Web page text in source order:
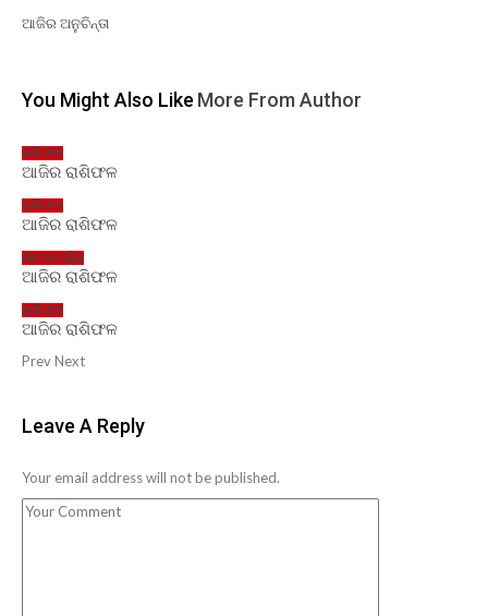
ଆଜିର ଅନୁଚିନ୍ତା
You Might Also Like More From Author
ରାଶିଫଳ
ଆଜିର ରାଶିଫଳ
ରାଶିଫଳ
ଆଜିର ରାଶିଫଳ
ଜୀବନଚର୍ଯ୍ୟା
ଆଜିର ରାଶିଫଳ
ରାଶିଫଳ
ଆଜିର ରାଶିଫଳ
PrevNext
Leave A Reply
Your email address will not be published.